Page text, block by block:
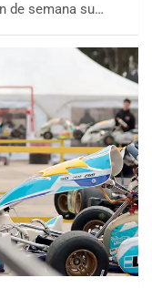
de semana su…